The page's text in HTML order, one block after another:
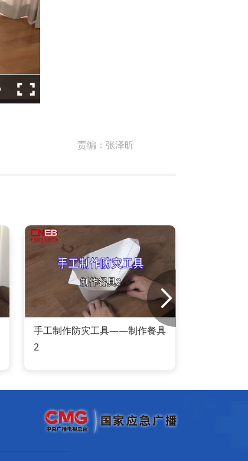
责编： 张泽昕
手工制作防灾工具——制作餐具
2